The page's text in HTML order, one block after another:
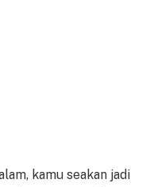
kamu seakan jadi